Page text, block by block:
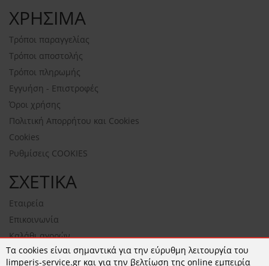
ΧΡΗΣΙΜΑ
Τρόποι παραγγελίας
Τρόποι αποστολής
Τρόποι πληρωμής
Εγγυήση - Επιστροφές
Όροι χρήσης
Πολιτική Απορρήτου και Cookies
Cookies
Ρυθμίσεις COOKIES
ΣΧΕΤΙΚΑ
Εταιρεία
Επικοινωνία
Καλάθι αγορών
NEWSLETTER
Τα cookies είναι σημαντικά για την εύρυθμη λειτουργία του
limperis-service.gr και για την βελτίωση της online εμπειρία